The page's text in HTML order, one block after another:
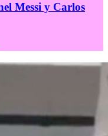
Messi y Carlos